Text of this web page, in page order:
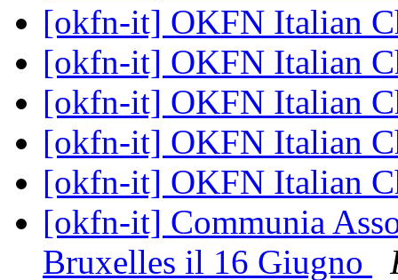
[okfn-it] OKFN Italian
[okfn-it] OKFN Italian
[okfn-it] OKFN Italian
[okfn-it] OKFN Italian
[okfn-it] OKFN Italian
[okfn-it] Communia
Bruxelles il 16 Giugno